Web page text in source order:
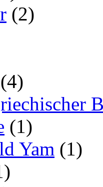
(2)
(4)
(1)
Yam (1)